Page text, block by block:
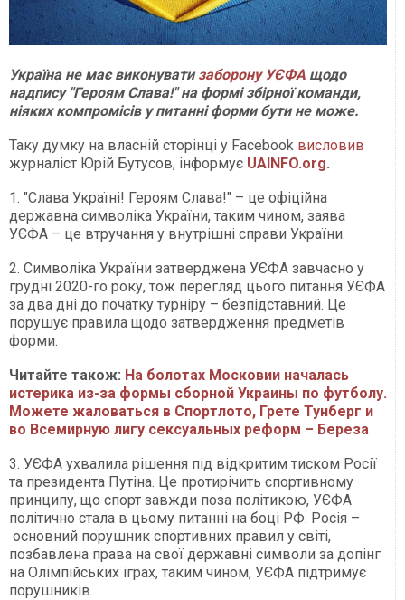
Україна не має виконувати заборону УЄФА щодо
надпису "Героям Слава!" на формі збірної команди,
ніяких компромісів у питанні форми бути не може.
Таку думку на власній сторінці у Facebook висловив
журналіст Юрій Бутусов, інформує UAINFO.org.
1. "Слава Україні! Героям Слава!" – це офіційна
державна символіка України, таким чином, заява
УЄФА – це втручання у внутрішні справи України.
2. Символіка України затверджена УЄФА завчасно у
грудні 2020-го року, тож перегляд цього питання УЄФА
за два дні до початку турніру – безпідставний. Це
порушує правила щодо затвердження предметів
форми.
Читайте також: На болотах Московии началась
истерика из-за формы сборной Украины по футболу.
Можете жаловаться в Спортлото, Грете Тунберг и
во Всемирную лигу сексуальных реформ – Береза
3. УЄФА ухвалила рішення під відкритим тиском Росії
та президента Путіна. Це протирічить спортивному
принципу, що спорт завжди поза політикою, УЄФА
політично стала в цьому питанні на боці РФ. Росія –
основний порушник спортивних правил у світі,
позбавлена права на свої державні символи за допінг
на Олімпійських іграх, таким чином, УЄФА підтримує
порушників.